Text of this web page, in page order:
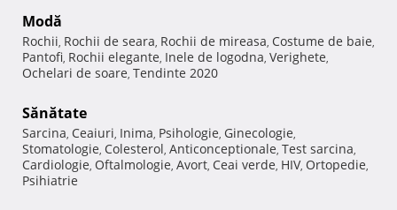
Modă
Rochii, Rochii de seara, Rochii de mireasa, Costume de baie,
Pantofi, Rochii elegante, Inele de logodna, Verighete,
Ochelari de soare, Tendinte 2020
Sănătate
Sarcina, Ceaiuri, Inima, Psihologie, Ginecologie,
Stomatologie, Colesterol, Anticonceptionale, Test sarcina,
Cardiologie, Oftalmologie, Avort, Ceai verde, HIV, Ortopedie,
Psihiatrie